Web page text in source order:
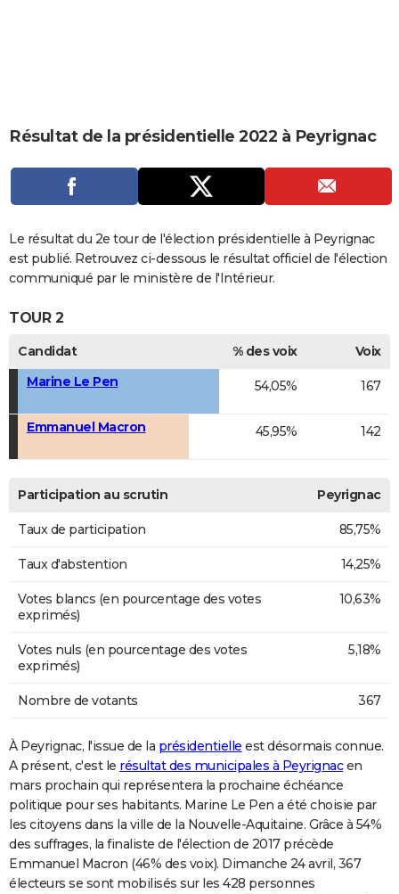
CARTE DE VOEUX
DICTIONNAIRE
Dictionnaire
Biographies
Expressions
Proverbes
PROGRAMME TV
COPAINS D'AVANT
S'inscrire
Se connecter
Lycées
Collèges
Primaires
Universités
Entreprises
Service militaire
Avis de recherche
AVIS DE DÉCÈS
FORUM
Bricolage
Culture
Television
Voyage
Résultat de la présidentielle 2022 à Peyrignac
Le résultat du 2e tour de l'élection présidentielle à Peyrignac
est publié. Retrouvez ci-dessous le résultat officiel de l'élection
communiqué par le ministère de l'Intérieur.
TOUR 2
Candidat % des voix
Voix
Marine Le Pen
54,05% 167
Emmanuel Macron 45,95% 142
Participation au scrutin Peyrignac
Taux de participation 85,75%
Taux d'abstention 14,25%
Votes blancs (en pourcentage des votes
exprimés)
10,63%
Votes nuls (en pourcentage des votes
exprimés)
5,18%
Nombre de votants 367
À Peyrignac, l'issue de la présidentielle est désormais connue.
A présent, c'est le résultat des municipales à Peyrignacen
mars prochain qui représentera la prochaine échéance
politique pour ses habitants. Marine Le Pen a été choisie par
les citoyens dans la ville de la Nouvelle-Aquitaine. Grâce à 54%
des suffrages, la finaliste de l'élection de 2017 précède
Emmanuel Macron (46% des voix). Dimanche 24 avril, 367
électeurs se sont mobilisés sur les 428 personnes